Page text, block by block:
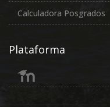
Calculadora Posgrados
Plataforma